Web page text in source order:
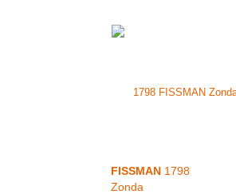
FISSMAN 1798
Zonda